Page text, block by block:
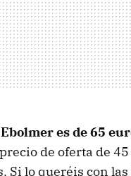
es de 65
de oferta de
Si lo queréis con